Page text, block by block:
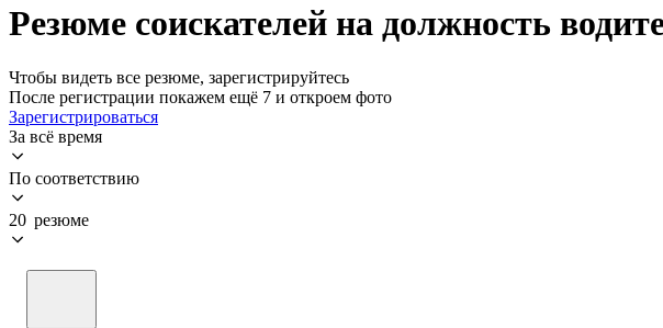
Резюме соискателей на должность
Чтобы видеть все резюме, зарегистрируйтесь
После регистрации покажем ещё 7 и откроем фото
Зарегистрироваться
За всё время
По соответствию
20 резюме